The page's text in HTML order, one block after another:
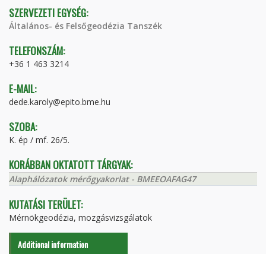
SZERVEZETI EGYSÉG:
Általános- és Felsőgeodézia Tanszék
TELEFONSZÁM:
+36 1 463 3214
E-MAIL:
dede.karoly@epito.bme.hu
SZOBA:
K. ép / mf. 26/5.
KORÁBBAN OKTATOTT TÁRGYAK:
Alaphálózatok mérőgyakorlat - BMEEOAFAG47
KUTATÁSI TERÜLET:
Mérnökgeodézia, mozgásvizsgálatok
Additional information